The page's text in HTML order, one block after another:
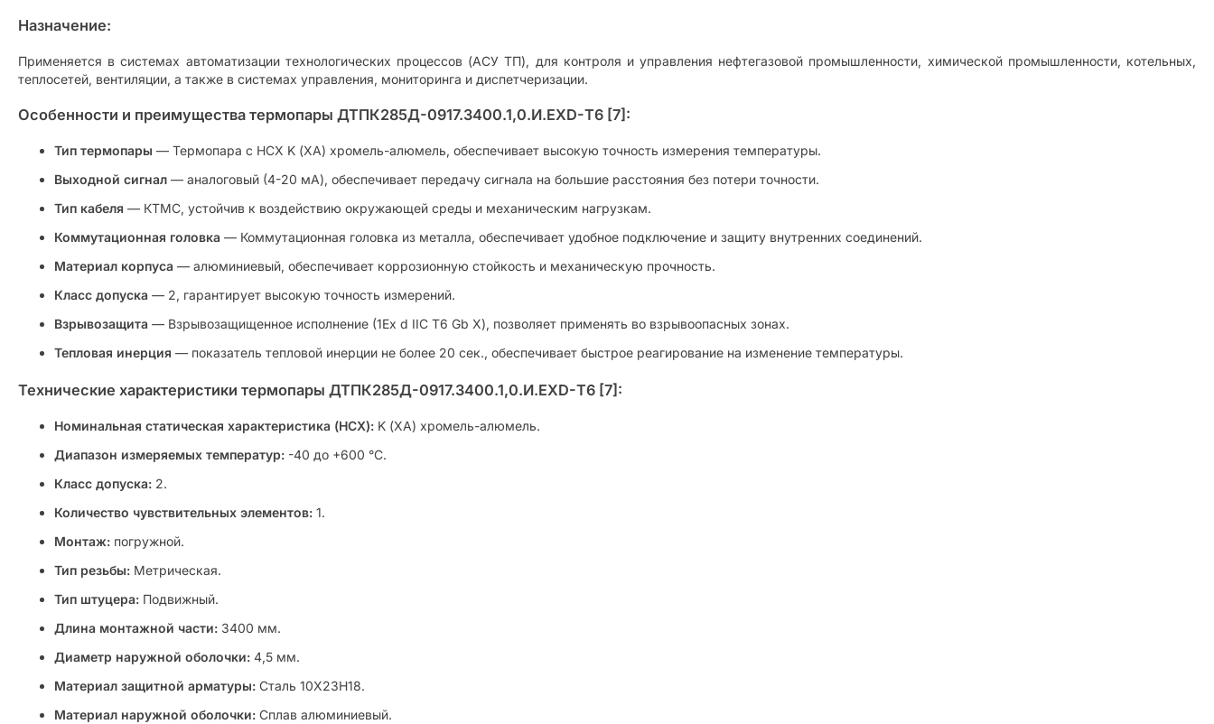
Назначение:
Применяется в системах автоматизации технологических процессов (АСУ ТП), для контроля и управления нефтегазовой промышленности, химической промышленности, котельных,
теплосетей, вентиляции, а также в системах управления, мониторинга и диспетчеризации.
Особенности и преимущества термопары ДТПК285Д-0917.3400.1,0.И.ЕХD-Т6 [7]:
Тип термопары — Термопара с НСХ K (ХА) хромель-алюмель, обеспечивает высокую точность измерения температуры.
Выходной сигнал — аналоговый (4-20 мА), обеспечивает передачу сигнала на большие расстояния без потери точности.
Тип кабеля — КТМС, устойчив к воздействию окружающей среды и механическим нагрузкам.
Коммутационная головка — Коммутационная головка из металла, обеспечивает удобное подключение и защиту внутренних соединений.
Материал корпуса — алюминиевый, обеспечивает коррозионную стойкость и механическую прочность.
Класс допуска — 2, гарантирует высокую точность измерений.
Взрывозащита — Взрывозащищенное исполнение (1Ex d IIC T6 Gb X), позволяет применять во взрывоопасных зонах.
Тепловая инерция — показатель тепловой инерции не более 20 сек., обеспечивает быстрое реагирование на изменение температуры.
Технические характеристики термопары ДТПК285Д-0917.3400.1,0.И.ЕХD-Т6 [7]:
Номинальная статическая характеристика (НСХ): K (ХА) хромель-алюмель.
Диапазон измеряемых температур: -40 до +600 °C.
Класс допуска: 2.
Количество чувствительных элементов: 1.
Монтаж: погружной.
Тип резьбы: Метрическая.
Тип штуцера: Подвижный.
Длина монтажной части: 3400 мм.
Диаметр наружной оболочки: 4,5 мм.
Материал защитной арматуры: Сталь 10Х23Н18.
Материал наружной оболочки: Сплав алюминиевый.